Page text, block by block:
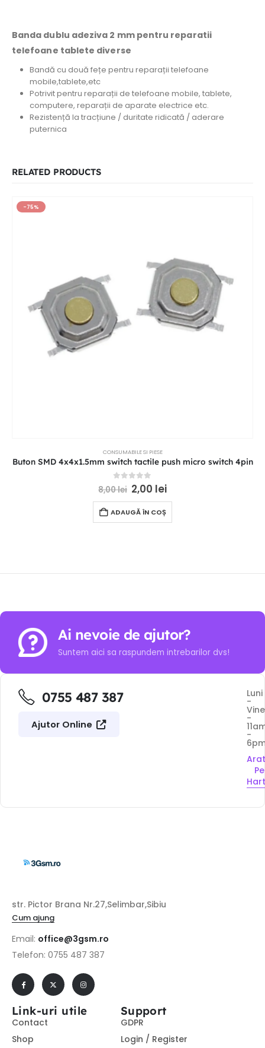
Banda dublu adeziva 2 mm pentru reparatii
telefoane tablete diverse
Bandă cu două fețe pentru reparații telefoane
mobile,tablete,etc
Potrivit pentru reparații de telefoane mobile, tablete,
computere, reparații de aparate electrice etc.
Rezistență la tracțiune / duritate ridicată / aderare
puternica
RELATED PRODUCTS
-75%
CONSUMABILE SI PIESE
Buton SMD 4x4x1.5mm switch tactile push micro switch 4pin
out of 5
8,00lei 2,00 lei
ADAUGĂ ÎN COȘ
Ai nevoie de ajutor?
Suntem aici sa raspundem intrebarilor dvs!
0755 487 387
Ajutor Online
Luni
-
-
-
Pe
str. Pictor Brana Nr.27,Selimbar,Sibiu
Cum ajung
Email: office@3gsm.ro
Telefon: 0755 487 387
Link-uri utile
Contact
Shop
Support
GDPR
Login / Register